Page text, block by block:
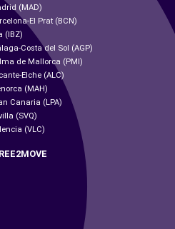
(MAD)
El Prat (BCN)
(IBZ)
Costa del Sol (AGP)
de Mallorca (PMI)
Elche (ALC)
(MAH)
Canaria (LPA)
(SVQ)
(VLC)